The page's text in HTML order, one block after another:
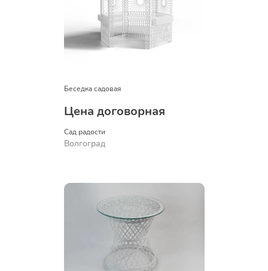
Беседка садовая
Цена договорная
Сад радости
Волгоград